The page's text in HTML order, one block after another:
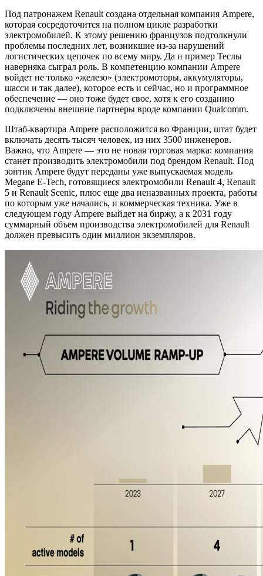
Под патронажем Renault создана отдельная компания Ampere,
которая сосредоточится на полном цикле разработки
электромобилей. К этому решению французов подтолкнули
проблемы последних лет, возникшие из-за нарушений
логистических цепочек по всему миру. Да и пример Теслы
наверняка сыграл роль. В компетенцию компании Ampere
войдет не только «железо» (электромоторы, аккумуляторы,
шасси и так далее), которое есть и сейчас, но и программное
обеспечение — оно тоже будет свое, хотя к его созданию
подключены внешние партнеры вроде компании Qualcomm.
Штаб-квартира Ampere расположится во Франции, штат будет
включать десять тысяч человек, из них 3500 инженеров.
Важно, что Ampere — это не новая торговая марка: компания
станет производить электромобили под брендом Renault. Под
зонтик Ampere будут переданы уже выпускаемая модель
Megane E-Tech, готовящиеся электромобили Renault 4, Renault
5 и Renault Scenic, плюс еще два неназванных проекта, работы
по которым уже начались, и коммерческая техника. Уже в
следующем году Ampere выйдет на биржу, а к 2031 году
суммарный объем производства электромобилей для Renault
должен превысить один миллион экземпляров.